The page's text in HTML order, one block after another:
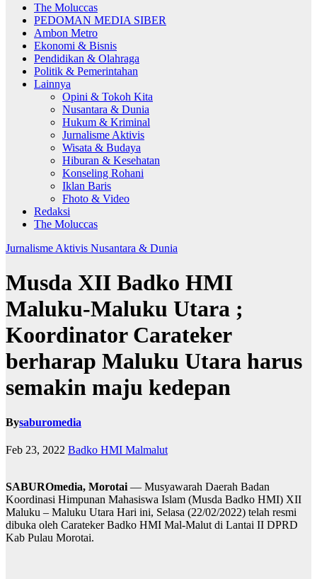
The Moluccas
PEDOMAN MEDIA SIBER
Ambon Metro
Ekonomi & Bisnis
Pendidikan & Olahraga
Politik & Pemerintahan
Lainnya
Opini & Tokoh Kita
Nusantara & Dunia
Hukum & Kriminal
Jurnalisme Aktivis
Wisata & Budaya
Hiburan & Kesehatan
Konseling Rohani
Iklan Baris
Fhoto & Video
Redaksi
The Moluccas
Jurnalisme Aktivis Nusantara & Dunia
Musda XII Badko HMI
Maluku-Maluku Utara ;
Koordinator Carateker
berharap Maluku Utara harus
semakin maju kedepan
Bysaburomedia
Feb 23, 2022 Badko HMI Malmalut
SABUROmedia, Morotai — Musyawarah Daerah Badan
Koordinasi Himpunan Mahasiswa Islam (Musda Badko HMI) XII
Maluku – Maluku Utara Hari ini, Selasa (22/02/2022) telah resmi
dibuka oleh Carateker Badko HMI Mal-Malut di Lantai II DPRD
Kab Pulau Morotai.